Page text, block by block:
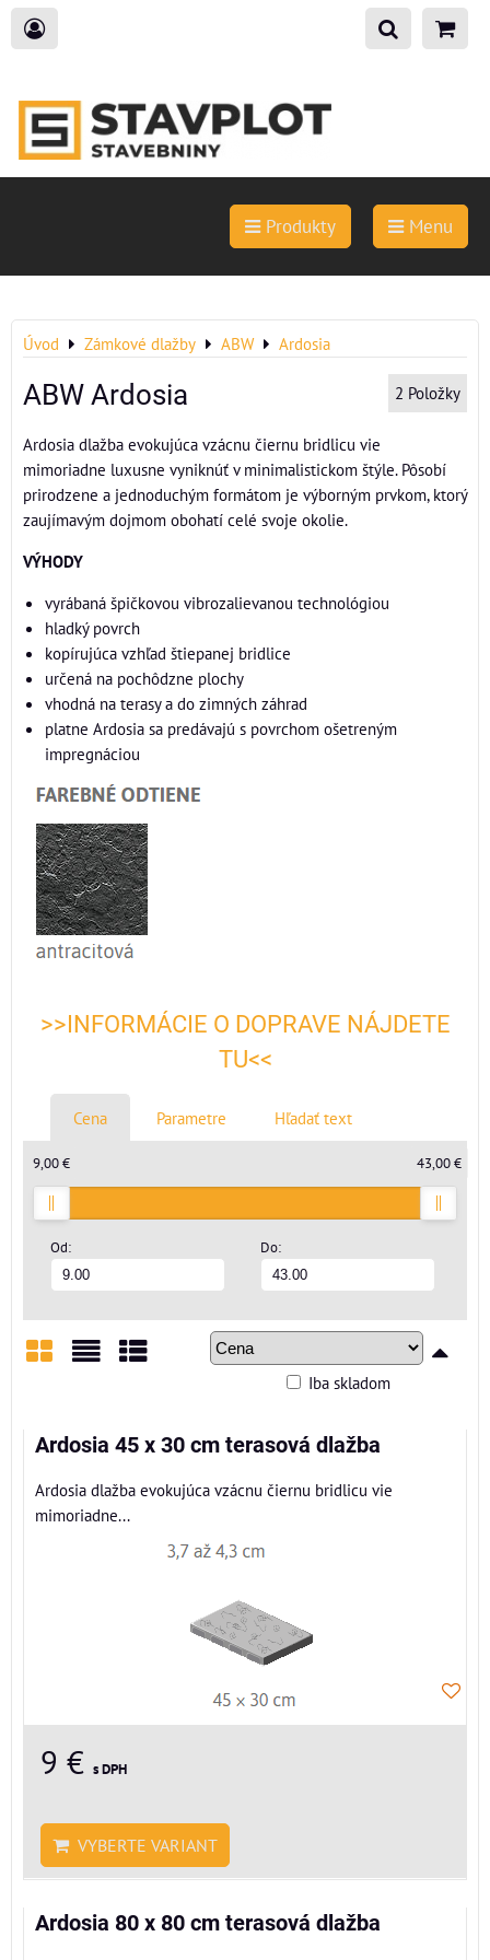
Produkty Menu
Úvod Zámkové dlažby ABW Ardosia
ABW Ardosia 2 Položky
Ardosia dlažba evokujúca vzácnu čiernu bridlicu vie
mimoriadne luxusne vyniknúť v minimalistickom štýle. Pôsobí
prirodzene a jednoduchým formátom je výborným prvkom, ktorý
zaujímavým dojmom obohatí celé svoje okolie.
VÝHODY
vyrábaná špičkovou vibrozalievanou technológiou
hladký povrch
kopírujúca vzhľad štiepanej bridlice
určená na pochôdzne plochy
vhodná na terasy a do zimných záhrad
platne Ardosia sa predávajú s povrchom ošetreným
impregnáciou
>>INFORMÁCIE O DOPRAVE NÁJDETE
TU<<
Cena Parametre Hľadať text
Od: Do:
9,00 € 43,00 €
Iba skladom
Ardosia 45 x 30 cm terasová dlažba
Ardosia dlažba evokujúca vzácnu čiernu bridlicu vie
mimoriadne...
9 € s DPH
VYBERTE VARIANT
Ardosia 80 x 80 cm terasová dlažba